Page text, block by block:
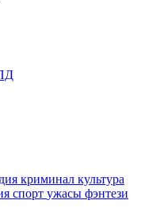
криминал культура
спорт ужасы фэнтези